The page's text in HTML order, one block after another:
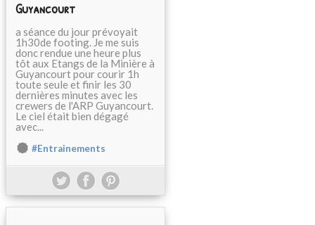
Guyancourt
a séance du jour prévoyait
1h30de footing. Je me suis
donc rendue une heure plus
tôt aux Etangs de la Minière à
Guyancourt pour courir 1h
toute seule et finir les 30
dernières minutes avec les
crewers de l'ARP Guyancourt.
Le ciel était bien dégagé
avec...
#Entrainements